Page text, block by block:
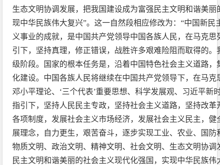
生态文明协调发展，把我国建设成为富强民主文明和谐美
现中华民族伟大复兴”。这一自然段相应修改为：“中国新民
义事业的成就，是中国共产党领导中国各族人民，在马克
引下，坚持真理，修正错误，战胜许多艰难险阻而取得的
级阶段。国家的根本任务是，沿着中国特色社会主义道路
化建设。中国各族人民将继续在中国共产党领导下，在马
邓小平理论、‘三个代表’重要思想、科学发展观、习近平新
指引下，坚持人民民主专政，坚持社会主义道路，坚持改
各项制度，发展社会主义市场经济，发展社会主义民主，
展理念，自力更生，艰苦奋斗，逐步实现工业、农业、国
物质文明、政治文明、精神文明、社会文明、生态文明协
民主文明和谐美丽的社会主义现代化强国，实现中华民族伟